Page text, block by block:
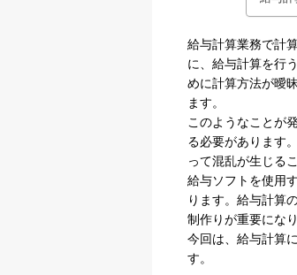
給与計算業務で計
に、給与計算を行
めに計算方法が曖
ます。
このようなことが
る必要があります
って混乱が生じる
給与ソフトを使用
ります。給与計算
制作りが重要になり
今回は、給与計算
す。